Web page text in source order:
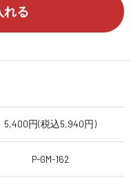
れる
5,400円(税込5,940円)
P-GM-162